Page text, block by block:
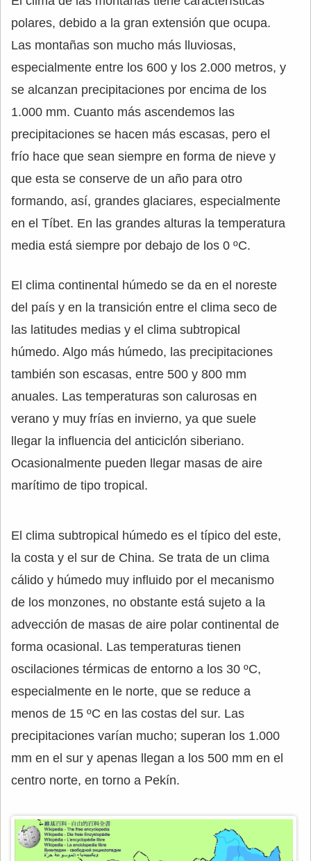
polares, debido a la gran extensión que ocupa.
Las montañas son mucho más lluviosas,
especialmente entre los 600 y los 2.000 metros, y
se alcanzan precipitaciones por encima de los
1.000 mm. Cuanto más ascendemos las
precipitaciones se hacen más escasas, pero el
frío hace que sean siempre en forma de nieve y
que esta se conserve de un año para otro
formando, así, grandes glaciares, especialmente
en el Tíbet. En las grandes alturas la temperatura
media está siempre por debajo de los 0 ºC.
El clima continental húmedo se da en el noreste
del país y en la transición entre el clima seco de
las latitudes medias y el clima subtropical
húmedo. Algo más húmedo, las precipitaciones
también son escasas, entre 500 y 800 mm
anuales. Las temperaturas son calurosas en
verano y muy frías en invierno, ya que suele
llegar la influencia del anticiclón siberiano.
Ocasionalmente pueden llegar masas de aire
marítimo de tipo tropical.
El clima subtropical húmedo es el típico del este,
la costa y el sur de China. Se trata de un clima
cálido y húmedo muy influido por el mecanismo
de los monzones, no obstante está sujeto a la
advección de masas de aire polar continental de
forma ocasional. Las temperaturas tienen
oscilaciones térmicas de entorno a los 30 ºC,
especialmente en le norte, que se reduce a
menos de 15 ºC en las costas del sur. Las
precipitaciones varían mucho; superan los 1.000
mm en el sur y apenas llegan a los 500 mm en el
centro norte, en torno a Pekín.